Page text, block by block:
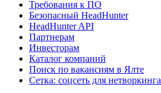
Требования к ПО
Безопасный HeadHunter
HeadHunter API
Партнерам
Инвесторам
Каталог компаний
Поиск по вакансиям в Ялте
Сетка: соцсеть для нетворкинга